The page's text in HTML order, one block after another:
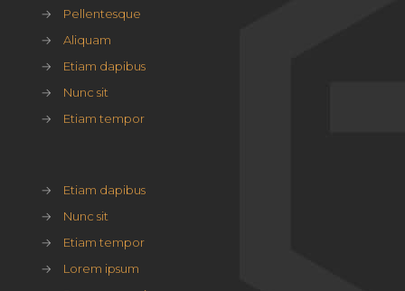
→
Pellentesque
→
Aliquam
→
Etiam dapibus
→
Nunc sit
→
Etiam tempor
→
Etiam dapibus
→
Nunc sit
→
Etiam tempor
→
Lorem ipsum